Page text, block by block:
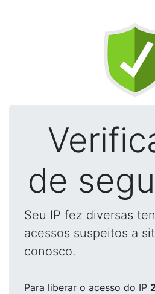
de
Seu IP fez diversas
acessos suspeitos a
conosco.
Para liberar o acesso do IP